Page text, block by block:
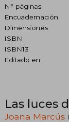
N° páginas
Encuadernación
Dimensiones
ISBN
ISBN13
Editado en
Las luces
Joana Marcús